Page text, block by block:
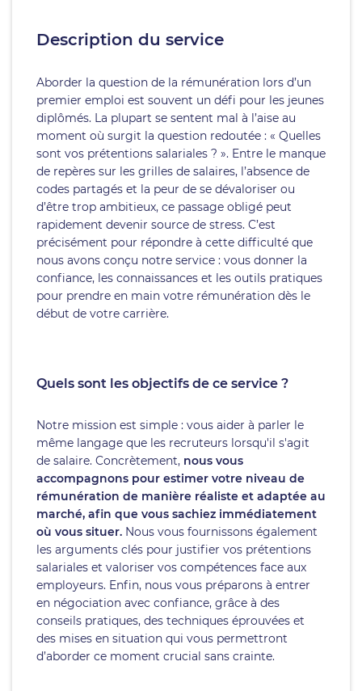
Description du service
Aborder la question de la rémunération lors d’un
premier emploi est souvent un défi pour les jeunes
diplômés. La plupart se sentent mal à l’aise au
moment où surgit la question redoutée : « Quelles
sont vos prétentions salariales ? ». Entre le manque
de repères sur les grilles de salaires, l’absence de
codes partagés et la peur de se dévaloriser ou
d’être trop ambitieux, ce passage obligé peut
rapidement devenir source de stress. C’est
précisément pour répondre à cette difficulté que
nous avons conçu notre service : vous donner la
confiance, les connaissances et les outils pratiques
pour prendre en main votre rémunération dès le
début de votre carrière.
Quels sont les objectifs de ce service ?
Notre mission est simple : vous aider à parler le
même langage que les recruteurs lorsqu'il s'agit
de salaire. Concrètement, nous vous
accompagnons pour estimer votre niveau de
rémunération de manière réaliste et adaptée au
marché, afin que vous sachiez immédiatement
où vous situer. Nous vous fournissons également
les arguments clés pour justifier vos prétentions
salariales et valoriser vos compétences face aux
employeurs. Enfin, nous vous préparons à entrer
en négociation avec confiance, grâce à des
conseils pratiques, des techniques éprouvées et
des mises en situation qui vous permettront
d’aborder ce moment crucial sans crainte.